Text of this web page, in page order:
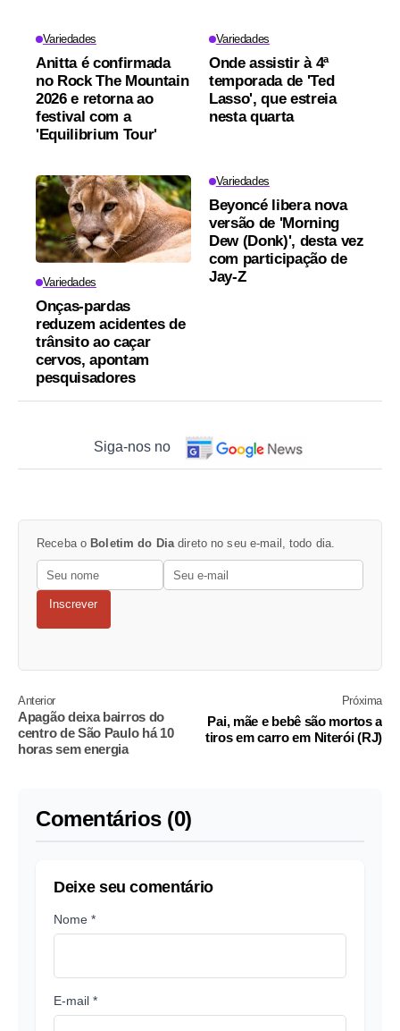
Variedades
Anitta é confirmada
no Rock The Mountain
2026 e retorna ao
festival com a
'Equilibrium Tour'
Variedades
Onde assistir à 4ª
temporada de 'Ted
Lasso', que estreia
nesta quarta
Variedades
Onças-pardas
reduzem acidentes de
trânsito ao caçar
cervos, apontam
pesquisadores
Variedades
Beyoncé libera nova
versão de 'Morning
Dew (Donk)', desta vez
com participação de
Jay-Z
Siga-nos no
Receba o Boletim do Dia direto no seu e-mail, todo dia.
Inscrever
Anterior
Apagão deixa bairros do
centro de São Paulo há 10
horas sem energia
Próxima
Pai, mãe e bebê são mortos a
tiros em carro em Niterói (RJ)
Comentários (0)
Deixe seu comentário
Nome *
E-mail *